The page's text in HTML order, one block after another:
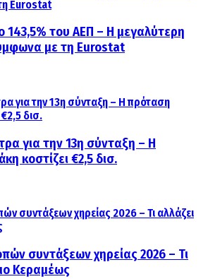
143,5% του ΑΕΠ – Η μεγαλύτερη
με τη Eurostat
για την 13η σύνταξη – Η
κοστίζει €2,5 δισ.
συντάξεων χηρείας 2026 – Τι
Κεραμέως